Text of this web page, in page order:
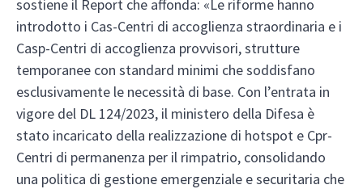
sostiene il Report che affonda: «Le riforme hanno
introdotto i Cas-Centri di accoglienza straordinaria e i
Casp-Centri di accoglienza provvisori, strutture
temporanee con standard minimi che soddisfano
esclusivamente le necessità di base. Con l’entrata in
vigore del DL 124/2023, il ministero della Difesa è
stato incaricato della realizzazione di hotspot e Cpr-
Centri di permanenza per il rimpatrio, consolidando
una politica di gestione emergenziale e securitaria che